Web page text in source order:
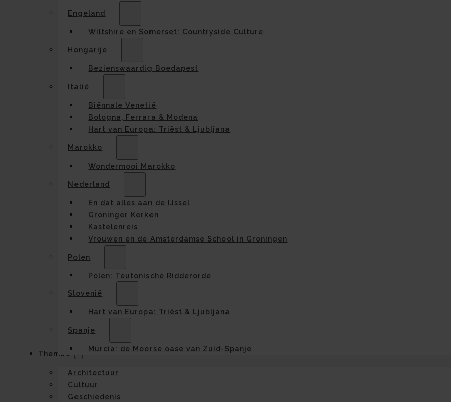
Engeland
Wiltshire en Somerset: Countryside Culture
Hongarije
Bezienswaardig Boedapest
Italië
Biënnale Venetië
Bologna, Ferrara & Modena
Hart van Europa: Triëst & Ljubljana
Marokko
Wondermooi Marokko
Nederland
En dat alles aan de IJssel
Groninger Kerken
Kastelenreis
Vrouwen en de Amsterdamse School in Groningen
Polen
Polen: Teutonische Ridderorde
Slovenië
Hart van Europa: Triëst & Ljubljana
Spanje
Murcia: de Moorse oase van Zuid-Spanje
Thema’s
Architectuur
Cultuur
Geschiedenis